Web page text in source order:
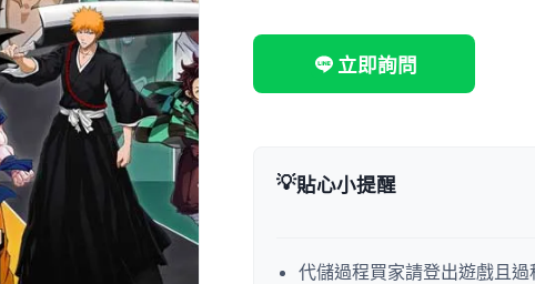
立即詢問
💡貼心小提醒
代儲過程買家請登出遊戲且